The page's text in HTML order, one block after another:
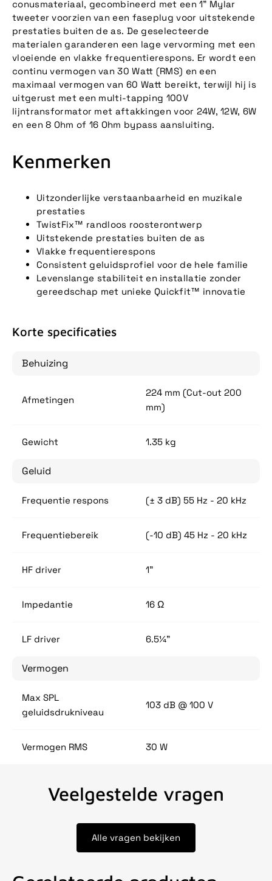
conusmateriaal, gecombineerd met een 1” Mylar
tweeter voorzien van een faseplug voor uitstekende
prestaties buiten de as. De geselecteerde
materialen garanderen een lage vervorming met een
vloeiende en vlakke frequentierespons. Er wordt een
continu vermogen van 30 Watt (RMS) en een
maximaal vermogen van 60 Watt bereikt, terwijl hij is
uitgerust met een multi-tapping 100V
lijntransformator met aftakkingen voor 24W, 12W, 6W
en een 8 Ohm of 16 Ohm bypass aansluiting.
Kenmerken
Uitzonderlijke verstaanbaarheid en muzikale
prestaties
TwistFix™ randloos roosterontwerp
Uitstekende prestaties buiten de as
Vlakke frequentierespons
Consistent geluidsprofiel voor de hele familie
Levenslange stabiliteit en installatie zonder
gereedschap met unieke Quickfit™ innovatie
Korte specificaties
Behuizing
Afmetingen
224 mm (Cut-out 200
mm)
Gewicht 1.35 kg
Geluid
Frequentie respons (± 3 dB) 55 Hz - 20 kHz
Frequentiebereik (-10 dB) 45 Hz - 20 kHz
HF driver 1"
Impedantie 16 Ω
LF driver 6.5¼”
Vermogen
Max SPL
geluidsdrukniveau
103 dB @ 100 V
Vermogen RMS 30 W
Veelgestelde vragen
Alle vragen bekijken